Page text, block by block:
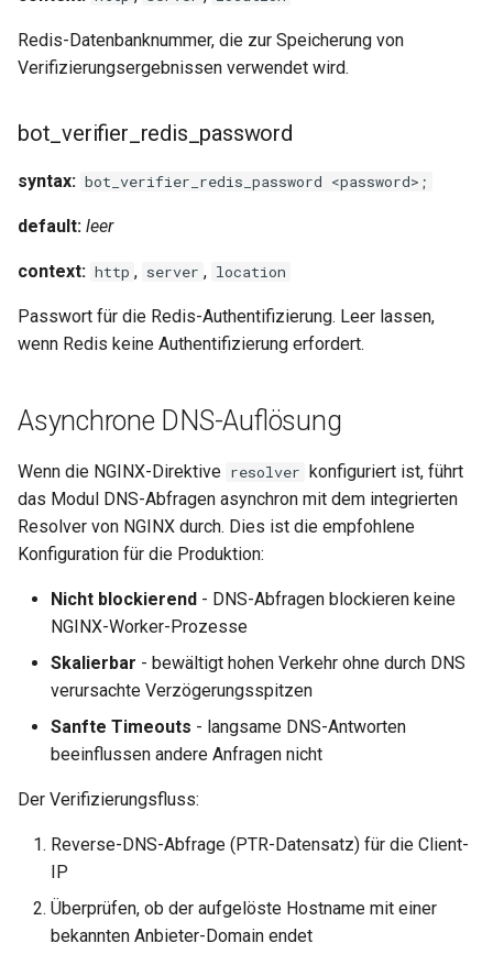
waf
weauth
websocket-proxy
worker-events
Redis-Datenbanknummer, die zur Speicherung von
Verifizierungsergebnissen verwendet wird.
bot_verifier_redis_password
syntax: bot_verifier_redis_password <password>;
default: leer
context: http , server , location
Passwort für die Redis-Authentifizierung. Leer lassen,
wenn Redis keine Authentifizierung erfordert.
Asynchrone DNS-Auflösung
Wenn die NGINX-Direktive resolver konfiguriert ist, führt
das Modul DNS-Abfragen asynchron mit dem integrierten
Resolver von NGINX durch. Dies ist die empfohlene
Konfiguration für die Produktion:
Nicht blockierend - DNS-Abfragen blockieren keine
NGINX-Worker-Prozesse
Skalierbar - bewältigt hohen Verkehr ohne durch DNS
verursachte Verzögerungsspitzen
Sanfte Timeouts - langsame DNS-Antworten
beeinflussen andere Anfragen nicht
Der Verifizierungsfluss:
Reverse-DNS-Abfrage (PTR-Datensatz) für die Client-
IP
Überprüfen, ob der aufgelöste Hostname mit einer
bekannten Anbieter-Domain endet